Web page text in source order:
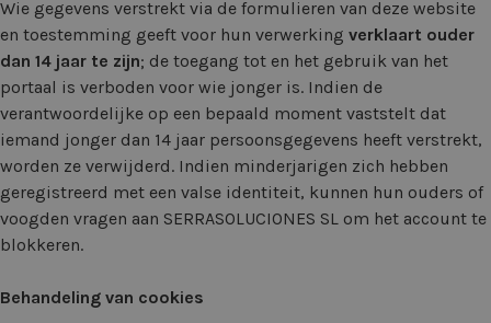
Wie gegevens verstrekt via de formulieren van deze website
en toestemming geeft voor hun verwerking verklaart ouder
dan 14 jaar te zijn; de toegang tot en het gebruik van het
portaal is verboden voor wie jonger is. Indien de
verantwoordelijke op een bepaald moment vaststelt dat
iemand jonger dan 14 jaar persoonsgegevens heeft verstrekt,
worden ze verwijderd. Indien minderjarigen zich hebben
geregistreerd met een valse identiteit, kunnen hun ouders of
voogden vragen aan SERRASOLUCIONES SL om het account te
blokkeren.
Behandeling van cookies